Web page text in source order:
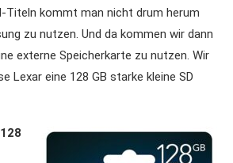
Titeln kommt man nicht drum herum
zu nutzen. Und da kommen wir dann
externe Speicherkarte zu nutzen. Wir
Lexar eine 128 GB starke kleine SD